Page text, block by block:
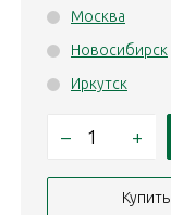
Москва
Новосибирск
Иркутск
– +